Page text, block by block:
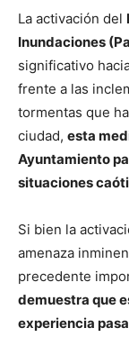
La activación del
Inundaciones
significativo
frente a las
tormentas que
ciudad, esta
Ayuntamiento
situaciones
Si bien la
amenaza
precedente
demuestra que
experiencia